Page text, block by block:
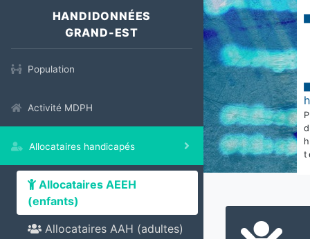
HANDIDONNÉES
GRAND-EST
Population
Activité MDPH
Allocataires handicapés
Allocataires AEEH
(enfants)
Allocataires AAH (adultes)